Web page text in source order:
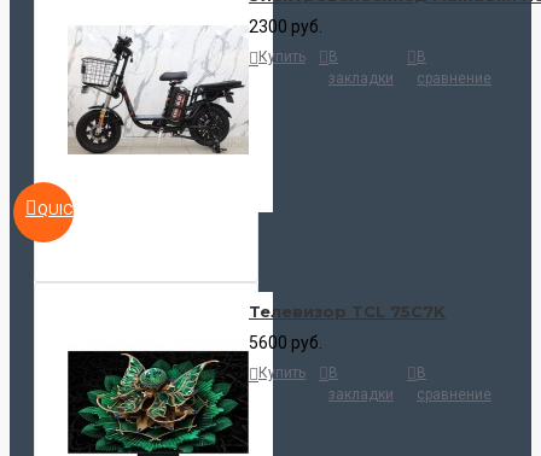
QUICKVIEW
2300 руб.
Купить
В
закладки
В
сравнение
Телевизор TCL 75C7K
5600 руб.
Купить
В
закладки
В
сравнение